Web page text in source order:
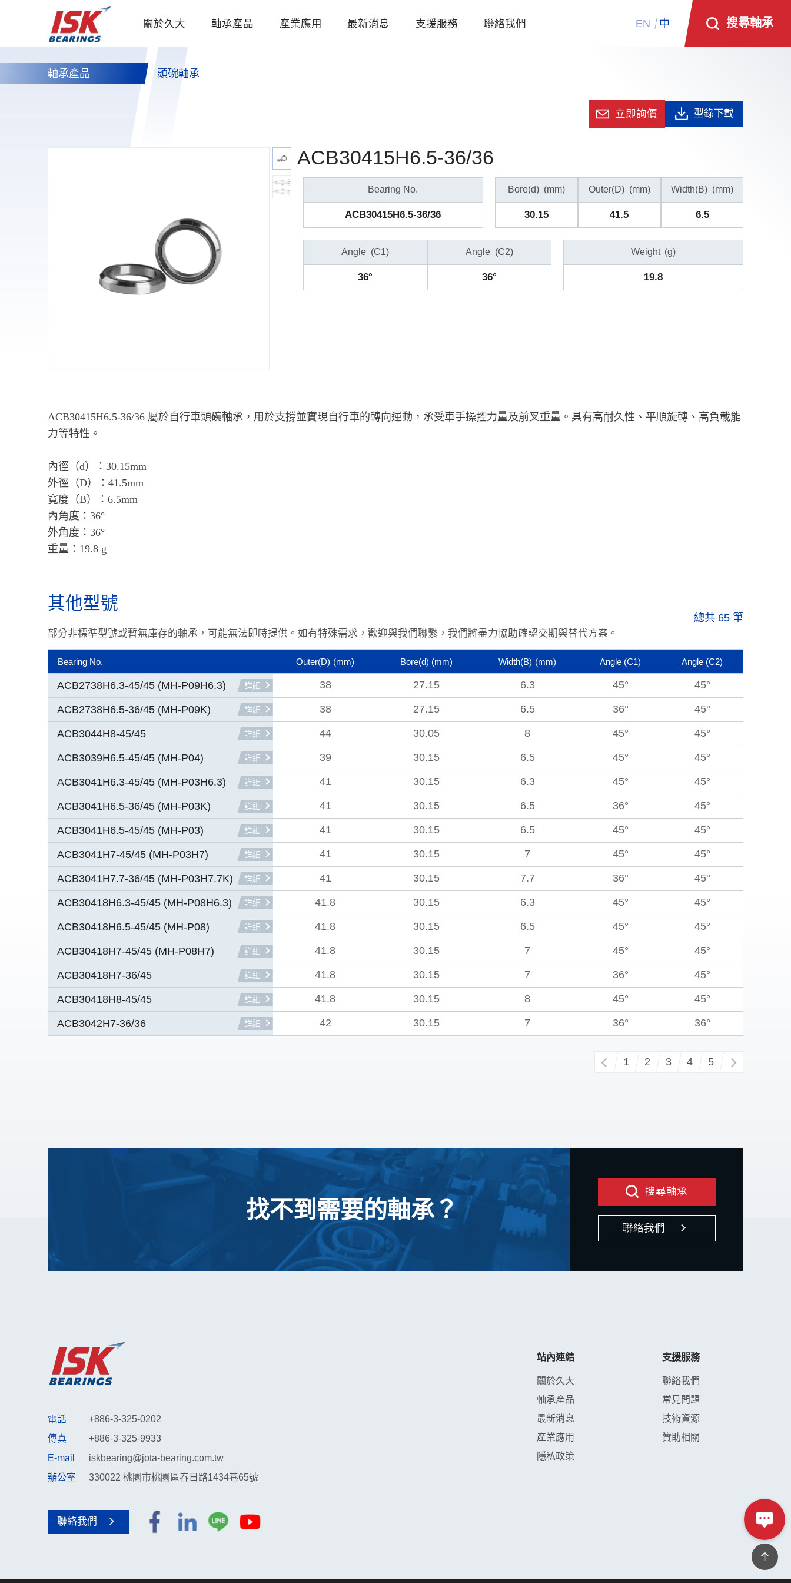
關於久大 軸承產品 產業應用 最新消息 支援服務 聯絡我們 EN 中 搜尋軸承
軸承產品 頭碗軸承
立即詢價 型錄下載
ACB30415H6.5-36/36
Bearing No.
ACB30415H6.5-36/36
Bore(d) (mm)
30.15
Outer(D) (mm)
41.5
Width(B) (mm)
6.5
Angle (C1)
36°
Angle (C2)
36°
Weight (g)
19.8
ACB30415H6.5-36/36 屬於自行車頭碗軸承，用於支撐並實現自行車的轉向運動，承受車手操控力量及前叉重量。具有高耐久性、平順旋轉、高負載能
力等特性。
內徑（d）：30.15mm
外徑（D）：41.5mm
寬度（B）：6.5mm
內角度：36°
外角度：36°
重量：19.8 g
其他型號
部分非標準型號或暫無庫存的軸承，可能無法即時提供。 如有特殊需求，歡迎與我們聯繫，我們將盡力協助確認交期與替代方案。
總共 65 筆
Bearing No. Outer(D) (mm) Bore(d) (mm) Width(B) (mm) Angle (C1) Angle (C2)
ACB2738H6.3-45/45 (MH-P09H6.3) 詳細 38 27.15 6.3 45° 45°
ACB2738H6.5-36/45 (MH-P09K) 詳細 38 27.15 6.5 36° 45°
ACB3044H8-45/45 詳細 44 30.05 8 45° 45°
ACB3039H6.5-45/45 (MH-P04) 詳細 39 30.15 6.5 45° 45°
ACB3041H6.3-45/45 (MH-P03H6.3) 詳細 41 30.15 6.3 45° 45°
ACB3041H6.5-36/45 (MH-P03K) 詳細 41 30.15 6.5 36° 45°
ACB3041H6.5-45/45 (MH-P03) 詳細 41 30.15 6.5 45° 45°
ACB3041H7-45/45 (MH-P03H7) 詳細 41 30.15 7 45° 45°
ACB3041H7.7-36/45 (MH-P03H7.7K) 詳細 41 30.15 7.7 36° 45°
ACB30418H6.3-45/45 (MH-P08H6.3) 詳細 41.8 30.15 6.3 45° 45°
ACB30418H6.5-45/45 (MH-P08) 詳細 41.8 30.15 6.5 45° 45°
ACB30418H7-45/45 (MH-P08H7) 詳細 41.8 30.15 7 45° 45°
ACB30418H7-36/45 詳細 41.8 30.15 7 36° 45°
ACB30418H8-45/45 詳細 41.8 30.15 8 45° 45°
ACB3042H7-36/36 詳細 42 30.15 7 36° 36°
‹ 1 2 3 4 5 ›
找不到需要的軸承？
搜尋軸承
聯絡我們
電話
+886-3-325-0202
傳真
+886-3-325-9933
E-mail
iskbearing@jota-bearing.com.tw
辦公室
330022 桃園市桃園區春日路1434巷65號
聯絡我們
站內連結
關於久大
軸承產品
最新消息
產業應用
隱私政策
支援服務
聯絡我們
常見問題
技術資源
贊助相關